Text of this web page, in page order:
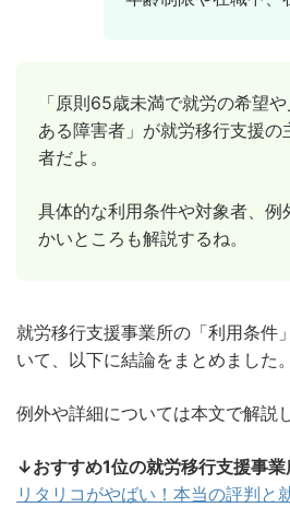
「原則65歳未満で就労の希望
ある障害者」が就労移行支援の
者だよ。
具体的な利用条件や対象者、例
かいところも解説するね。
就労移行支援事業所の「利用条件
いて、以下に結論をまとめました。
例外や詳細については本文で解説
↓おすすめ1位の就労移行支援事業
リタリコがやばい！本当の評判と